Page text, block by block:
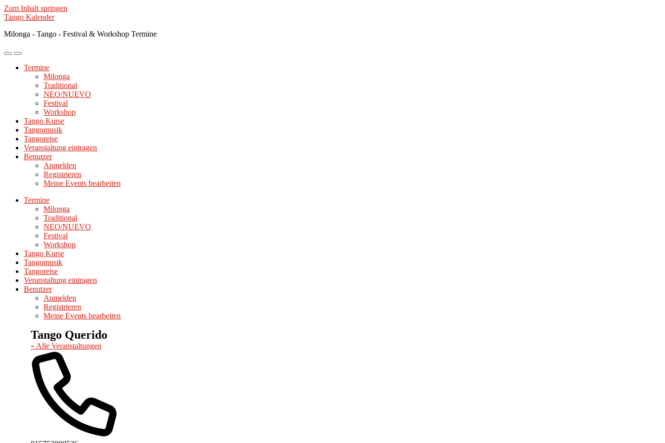
Zum Inhalt springen
Tango Kalender
Milonga - Tango - Festival & Workshop Termine
Mobile-
ein-/ausblenden
Suchfeld
ein-/ausblenden
Termine
Milonga
Traditional
NEO/NUEVO
Festival
Workshop
Tango Kurse
Tangomusik
Tangoreise
Veranstaltung eintragen
Benutzer
Anmelden
Registrieren
Meine Events bearbeiten
Termine
Milonga
Traditional
NEO/NUEVO
Festival
Workshop
Tango Kurse
Tangomusik
Tangoreise
Veranstaltung eintragen
Benutzer
Anmelden
Registrieren
Meine Events bearbeiten
Tango Querido
« Alle Veranstaltungen